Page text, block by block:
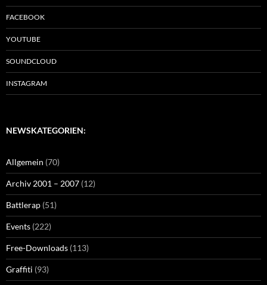
FACEBOOK
YOUTUBE
SOUNDCLOUD
INSTAGRAM
NEWSKATEGORIEN:
Allgemein (70)
Archiv 2001 – 2007 (12)
Battlerap (51)
Events (222)
Free-Downloads (113)
Graffiti (93)